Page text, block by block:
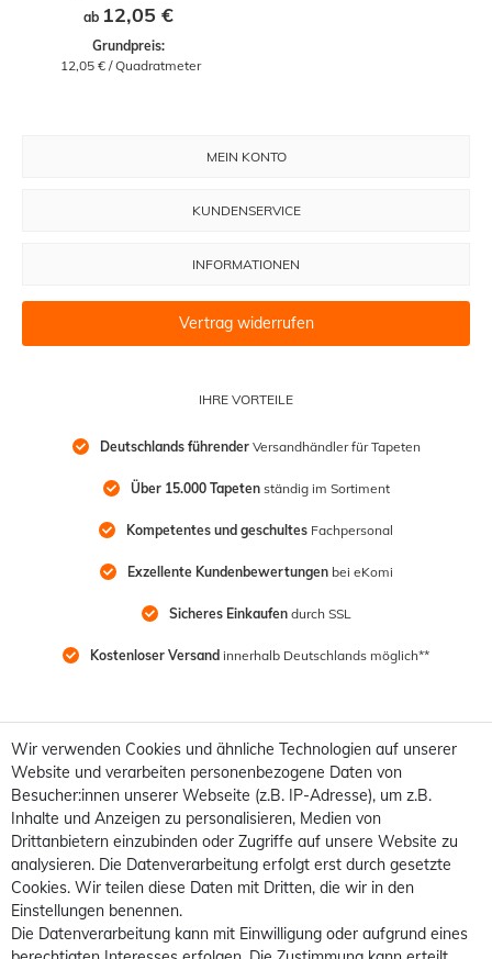
ab 12,05 €
Grundpreis:
12,05 € / Quadratmeter
IHRE VORTEILE
Deutschlands führender Versandhändler für Tapeten
Über 15.000 Tapeten ständig im Sortiment
Kompetentes und geschultes Fachpersonal
Exzellente Kundenbewertungen bei eKomi
Sicheres Einkaufen durch SSL
Kostenloser Versand innerhalb Deutschlands möglich**
MEIN KONTO
KUNDENSERVICE
INFORMATIONEN
Vertrag widerrufen
Wir verwenden Cookies und ähnliche Technologien auf unserer
Website und verarbeiten personenbezogene Daten von
Besucher:innen unserer Webseite (z.B. IP-Adresse), um z.B.
Inhalte und Anzeigen zu personalisieren, Medien von
Drittanbietern einzubinden oder Zugriffe auf unsere Website zu
analysieren. Die Datenverarbeitung erfolgt erst durch gesetzte
Cookies. Wir teilen diese Daten mit Dritten, die wir in den
Einstellungen benennen.
Die Datenverarbeitung kann mit Einwilligung oder aufgrund eines